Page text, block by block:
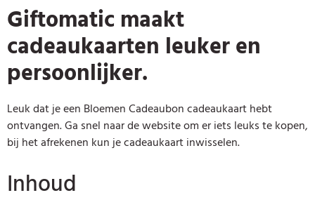
Giftomatic maakt
cadeaukaarten leuker en
persoonlijker.
Leuk dat je een Bloemen Cadeaubon cadeaukaart hebt
ontvangen. Ga snel naar de website om er iets leuks te kopen,
bij het afrekenen kun je cadeaukaart inwisselen.
Inhoud